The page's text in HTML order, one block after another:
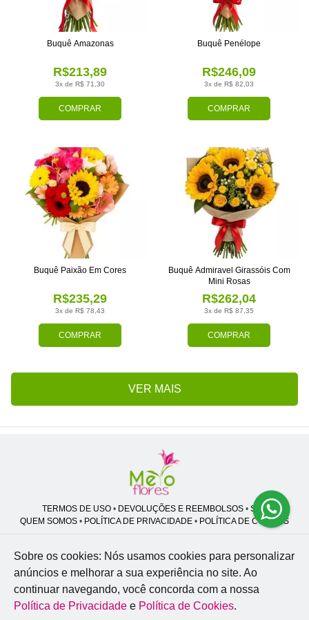
COMPRAR
3x de R$ 71,30
R$213,89
Buquê Amazonas
COMPRAR
3x de R$ 82,03
R$246,09
Buquê Penélope
COMPRAR
3x de R$ 78,43
R$235,29
Buquê Paixão Em Cores
COMPRAR
3x de R$ 87,35
R$262,04
Buquê Admiravel Girassóis Com
Mini Rosas
VER MAIS
TERMOS DE USO• DEVOLUÇÕES E REEMBOLSOS• SAC
QUEM SOMOS • POLÍTICA DE PRIVACIDADE • POLÍTICA DE COOKIES
Melo Flores | CNPJ: 27.662.413/0001-98
Professor José Lourenço - Travessa cinco, 27 - Vila Zat - São Paulo - SP -
02.977-020
Sobre os cookies: Nós usamos cookies para personalizar
anúncios e melhorar a sua experiência no site. Ao
continuar navegando, você concorda com a nossa
Política de Privacidade e Política de Cookies.